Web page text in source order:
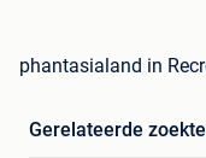
phantasialand in
Gerelateerde